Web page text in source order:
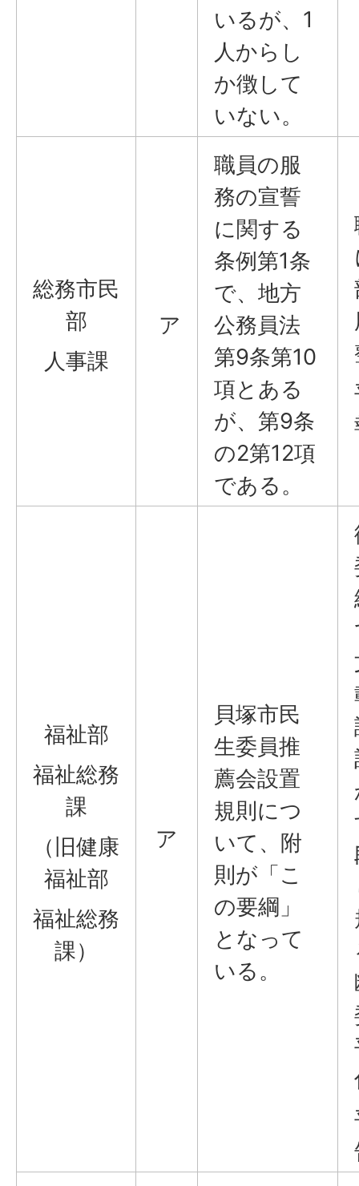
いるが、1
人からし
か徴して
いない。
総務市民
部
人事課
ア
職員の服
務の宣誓
に関する
条例第1条
で、地方
公務員法
第9条第10
項とある
が、第9条
の2第12項
である。
福祉部
福祉総務
課
（旧健康
福祉部
福祉総務
課）
ア
貝塚市民
生委員推
薦会設置
規則につ
いて、附
則が「こ
の要綱」
となって
いる。